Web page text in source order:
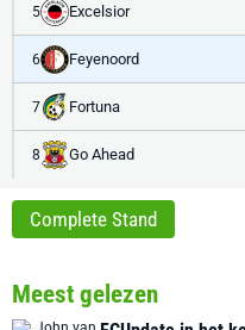
5 Excelsior
6 Feyenoord
7 Fortuna
8 Go Ahead
Complete Stand
Meest gelezen